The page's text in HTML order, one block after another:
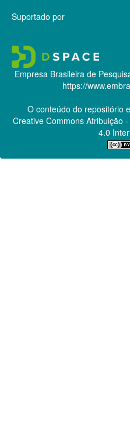
Suportado por
Empresa Brasileira de
https://
O conteúdo do repositório
Creative CommonsAtribuição -
4.0